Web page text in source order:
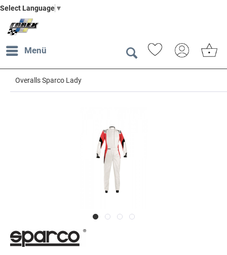
Select Language ▼
Menü
Overalls Sparco Lady